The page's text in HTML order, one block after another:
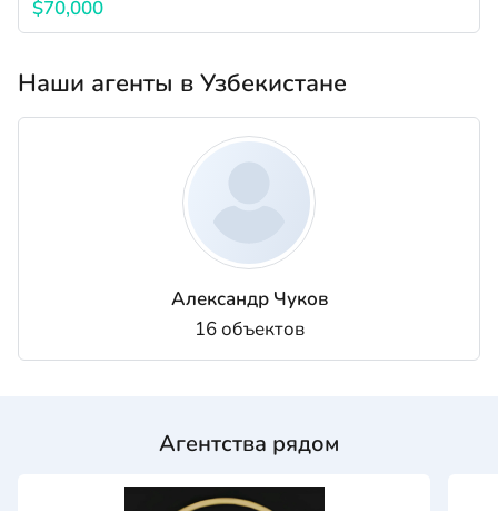
$70,000
Наши агенты в Узбекистане
Александр Чуков
16 объектов
Агентства рядом